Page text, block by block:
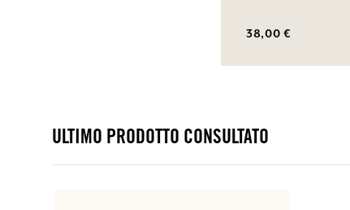
38,00 €
ULTIMO PRODOTTO CONSULTATO